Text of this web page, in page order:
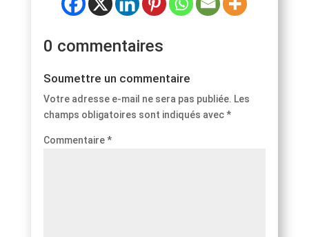
0 commentaires
Soumettre un commentaire
Votre adresse e-mail ne sera pas publiée. Les
champs obligatoires sont indiqués avec*
Commentaire*